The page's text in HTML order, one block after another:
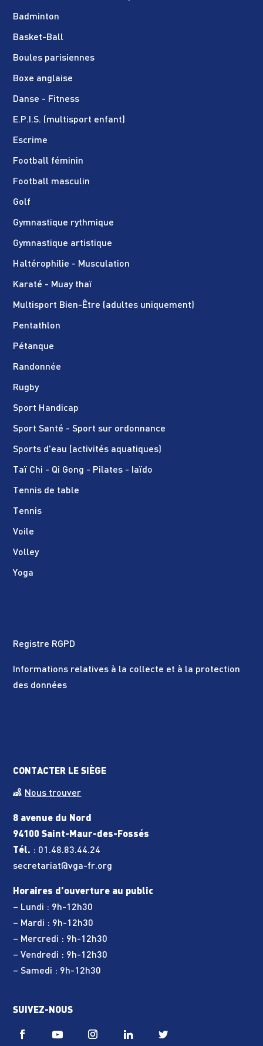
Badminton
Basket-Ball
Boules parisiennes
Boxe anglaise
Danse - Fitness
E.P.I.S. (multisport enfant)
Escrime
Football féminin
Football masculin
Golf
Gymnastique rythmique
Gymnastique artistique
Haltérophilie - Musculation
Karaté - Muay thaï
Multisport Bien-Être (adultes uniquement)
Pentathlon
Pétanque
Randonnée
Rugby
Sport Handicap
Sport Santé - Sport sur ordonnance
Sports d'eau (activités aquatiques)
Taï Chi - Qi Gong - Pilates - Iaïdo
Tennis de table
Tennis
Voile
Volley
Yoga
Registre RGPD
Informations relatives à la collecte et à la protection
des données
CONTACTER LE SIÈGE
Nous trouver
8 avenue du Nord
94100 Saint-Maur-des-Fossés
Tél. : 01.48.83.44.24
secretariat@vga-fr.org
Horaires d’ouverture au public
– Lundi : 9h-12h30
– Mardi : 9h-12h30
– Mercredi : 9h-12h30
– Vendredi : 9h-12h30
– Samedi : 9h-12h30
SUIVEZ-NOUS